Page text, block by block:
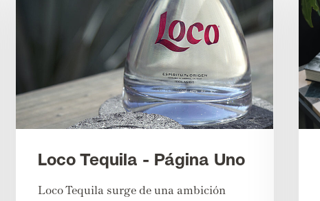
Loco Tequila - Página Uno
Loco Tequila surge de una ambición